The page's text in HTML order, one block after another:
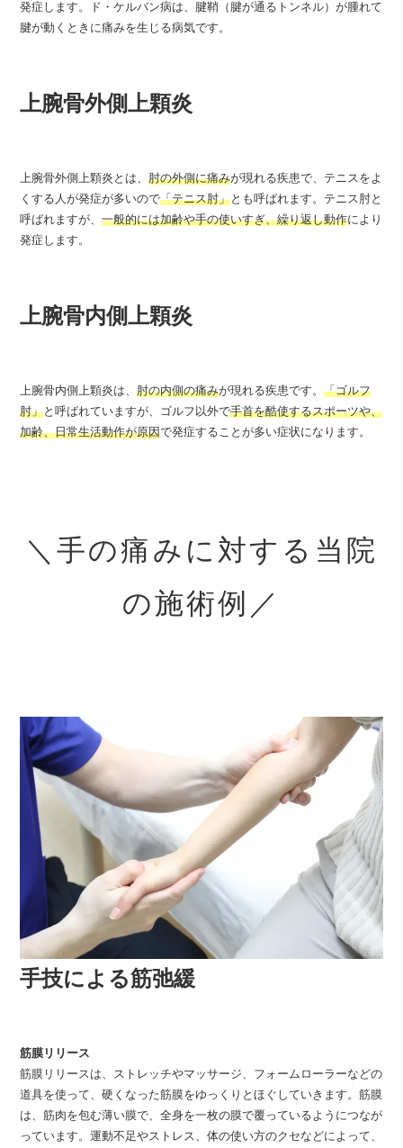
発症します。ド・ケルバン病は、腱鞘（腱が通るトンネル）が腫れて
腱が動くときに痛みを生じる病気です。
上腕骨外側上顆炎
上腕骨外側上顆炎とは、肘の外側に痛みが現れる疾患で、テニスをよ
くする人が発症が多いので「テニス肘」とも呼ばれます。テニス肘と
呼ばれますが、一般的には加齢や手の使いすぎ、繰り返し動作により
発症します。
上腕骨内側上顆炎
上腕骨内側上顆炎は、肘の内側の痛みが現れる疾患です。「ゴルフ
肘」と呼ばれていますが、ゴルフ以外で手首を酷使するスポーツや、
加齢、日常生活動作が原因で発症することが多い症状になります。
＼手の痛みに対する当院
の施術例／
手技による筋弛緩
筋膜リリース
筋膜リリースは、ストレッチやマッサージ、フォームローラーなどの
道具を使って、硬くなった筋膜をゆっくりとほぐしていきます。筋膜
は、筋肉を包む薄い膜で、全身を一枚の膜で覆っているようにつなが
っています。運動不足やストレス、体の使い方のクセなどによって、